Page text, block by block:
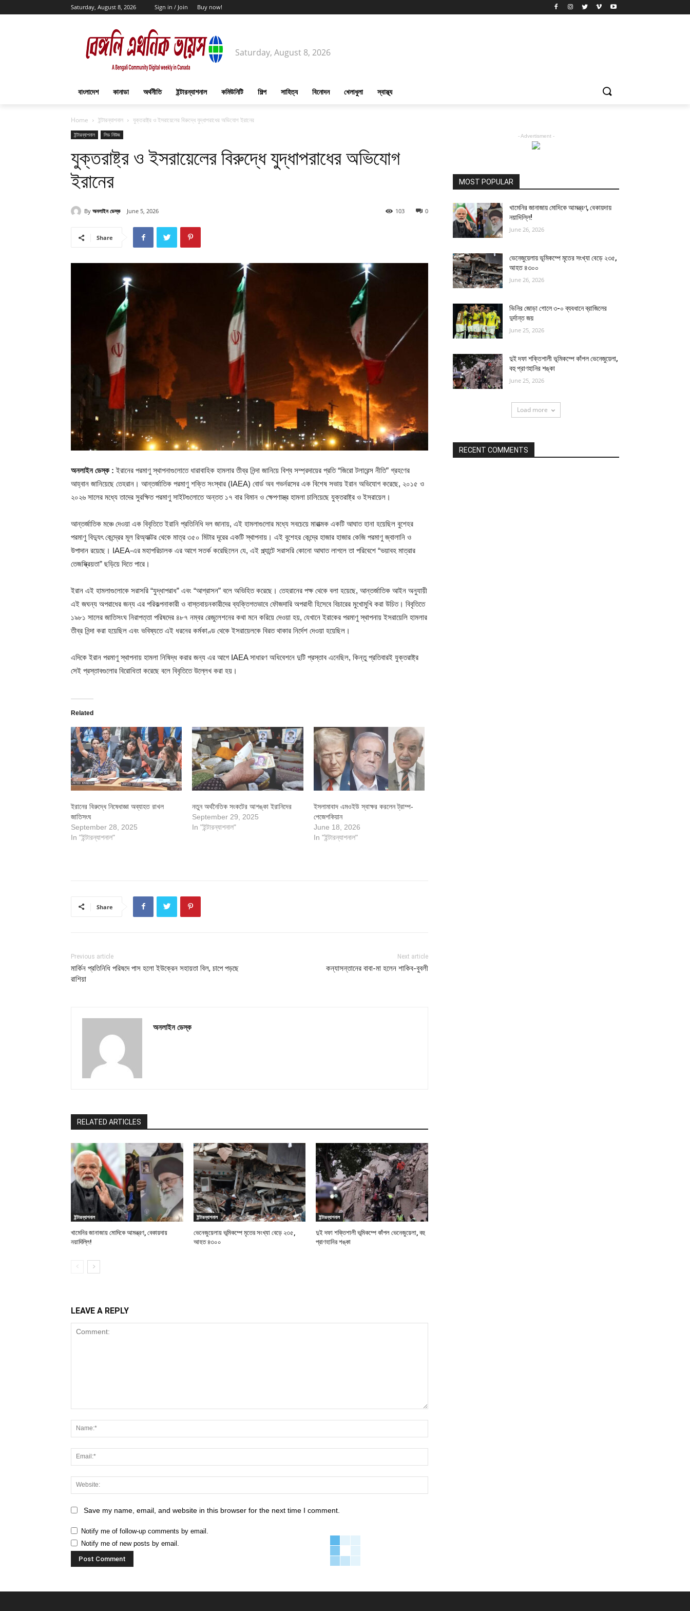
Saturday, August 8, 2026 Sign in / Join Buy now!
Saturday, August 8, 2026
বাংলাদেশ কানাডা অর্থনীতি ইন্টারন্যাশনাল কমিউনিটি শিল্প সাহিত্য বিনোদন খেলাধুলা স্বাস্থ্য
Home ইন্টারন্যাশনাল যুক্তরাষ্ট্র ও ইসরায়েলের বিরুদ্ধে যুদ্ধাপরাধের অভিযোগ ইরানের
ইন্টারন্যাশনাল লিড নিউজ
যুক্তরাষ্ট্র ও ইসরায়েলের বিরুদ্ধে যুদ্ধাপরাধের অভিযোগ
ইরানের
By অনলাইন ডেস্ক June 5, 2026 0
103
Share
অনলাইন ডেস্ক : ইরানের পরমাণু স্থাপনাগুলোতে ধারাবাহিক হামলার তীব্র নিন্দা জানিয়ে বিশ্ব সম্প্রদায়ের প্রতি “জিরো টলারেন্স নীতি” গ্রহণের
আহ্বান জানিয়েছে তেহরান। আন্তর্জাতিক পরমাণু শক্তি সংস্থার (IAEA) বোর্ড অব গভর্নরসের এক বিশেষ সভায় ইরান অভিযোগ করেছে, ২০১৫ ও
২০২৬ সালের মধ্যে তাদের সুরক্ষিত পরমাণু সাইটগুলোতে অন্তত ১৭ বার বিমান ও ক্ষেপণাস্ত্র হামলা চালিয়েছে যুক্তরাষ্ট্র ও ইসরায়েল।
আন্তর্জাতিক মঞ্চে দেওয়া এক বিবৃতিতে ইরানি প্রতিনিধি দল জানায়, এই হামলাগুলোর মধ্যে সবচেয়ে মারাত্মক একটি আঘাত হানা হয়েছিল বুশেহর
পরমাণু বিদ্যুৎ কেন্দ্রের মূল রিঅ্যাক্টর থেকে মাত্র ৩৫০ মিটার দূরের একটি স্থাপনায়। এই বুশেহর কেন্দ্রে হাজার হাজার কেজি পরমাণু জ্বালানি ও
উপাদান রয়েছে। IAEA-এর মহাপরিচালক এর আগে সতর্ক করেছিলেন যে, এই প্ল্যান্টে সরাসরি কোনো আঘাত লাগলে তা পরিবেশে “ভয়াবহ মাত্রার
তেজস্ক্রিয়তা” ছড়িয়ে দিতে পারে।
ইরান এই হামলাগুলোকে সরাসরি “যুদ্ধাপরাধ” এবং “আগ্রাসন” বলে অভিহিত করেছে। তেহরানের পক্ষ থেকে বলা হয়েছে, আন্তর্জাতিক আইন অনুযায়ী
এই জঘন্য অপরাধের জন্য এর পরিকল্পনাকারী ও বাস্তবায়নকারীদের ব্যক্তিগতভাবে ফৌজদারি অপরাধী হিসেবে বিচারের মুখোমুখি করা উচিত। বিবৃতিতে
১৯৮১ সালের জাতিসংঘ নিরাপত্তা পরিষদের ৪৮৭ নম্বর রেজুলেশনের কথা মনে করিয়ে দেওয়া হয়, যেখানে ইরাকের পরমাণু স্থাপনায় ইসরায়েলি হামলার
তীব্র নিন্দা করা হয়েছিল এবং ভবিষ্যতে এই ধরনের কর্মকাণ্ড থেকে ইসরায়েলকে বিরত থাকার নির্দেশ দেওয়া হয়েছিল।
এদিকে ইরান পরমাণু স্থাপনায় হামলা নিষিদ্ধ করার জন্য এর আগে IAEA সাধারণ অধিবেশনে দুটি প্রস্তাব এনেছিল, কিন্তু প্রতিবারই যুক্তরাষ্ট্র
সেই প্রস্তাবগুলোর বিরোধিতা করেছে বলে বিবৃতিতে উল্লেখ করা হয়।
Related
ইরানের বিরুদ্ধে নিষেধাজ্ঞা অব্যাহত রাখল
জাতিসংঘ
September 28, 2025
In "ইন্টারন্যাশনাল"
নতুন অর্থনৈতিক সংকটের আশঙ্কা ইরানিদের
September 29, 2025
In "ইন্টারন্যাশনাল"
ইসলামাবাদ এমওইউ স্বাক্ষর করলেন ট্রাম্প-
পেজেশকিয়ান
June 18, 2026
In "ইন্টারন্যাশনাল"
Share
Previous article
মার্কিন প্রতিনিধি পরিষদে পাস হলো ইউক্রেন সহায়তা বিল, চাপে পড়ছে
রাশিয়া
Next article
কন্যাসন্তানের বাবা-মা হলেন শাকিব-বুবলী
অনলাইন ডেস্ক
RELATED ARTICLES
ইন্টারন্যাশনাল
খামেনির জানাজায় মোদিকে আমন্ত্রণ, বেকায়দায়
নয়াদিল্লি!
ইন্টারন্যাশনাল
ভেনেজুয়েলায় ভূমিকম্পে মৃতের সংখ্যা বেড়ে ২৩৫,
আহত ৪৩০০
ইন্টারন্যাশনাল
দুই দফা শক্তিশালী ভূমিকম্পে কাঁপল ভেনেজুয়েলা, বহু
প্রাণহানির শঙ্কা
LEAVE A REPLY
Save my name, email, and website in this browser for the next time I comment.
Notify me of follow-up comments by email.
Notify me of new posts by email.
- Advertisment -
MOST POPULAR
খামেনির জানাজায় মোদিকে আমন্ত্রণ, বেকায়দায়
নয়াদিল্লি!
June 26, 2026
ভেনেজুয়েলায় ভূমিকম্পে মৃতের সংখ্যা বেড়ে ২৩৫,
আহত ৪৩০০
June 26, 2026
ভিনির জোড়া গোলে ৩-০ ব্যবধানে ব্রাজিলের
দুর্দান্ত জয়
June 25, 2026
দুই দফা শক্তিশালী ভূমিকম্পে কাঁপল ভেনেজুয়েলা,
বহু প্রাণহানির শঙ্কা
June 25, 2026
Load more
RECENT COMMENTS